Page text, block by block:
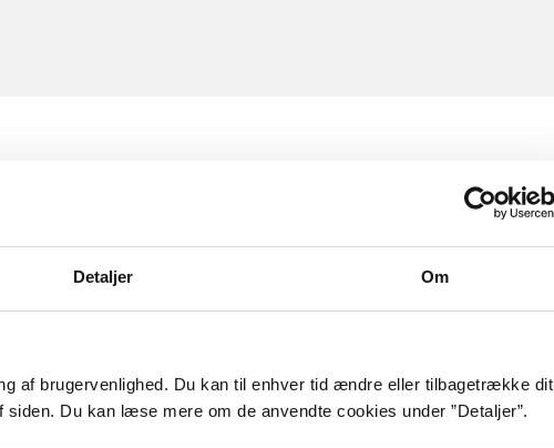
Detaljer Om
af brugervenlighed. Du kan til enhver tid ændre eller tilbagetrække dit
Du kan læse mere om de anvendte cookies under ”Detaljer”.